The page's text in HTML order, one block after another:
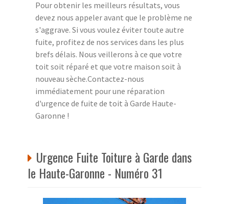
Pour obtenir les meilleurs résultats, vous
devez nous appeler avant que le problème ne
s'aggrave. Si vous voulez éviter toute autre
fuite, profitez de nos services dans les plus
brefs délais. Nous veillerons à ce que votre
toit soit réparé et que votre maison soit à
nouveau sèche.Contactez-nous
immédiatement pour une réparation
d'urgence de fuite de toit à Garde Haute-
Garonne !
Urgence Fuite Toiture à Garde dans
le Haute-Garonne - Numéro 31